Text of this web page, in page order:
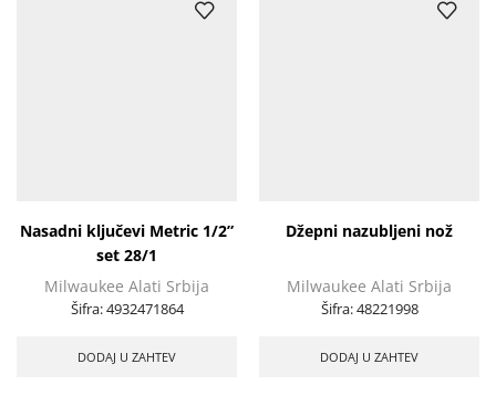
Nasadni ključevi Metric 1/2”
set 28/1
Milwaukee Alati Srbija
Šifra:4932471864
DODAJ U ZAHTEV
Džepni nazubljeni nož
Milwaukee Alati Srbija
Šifra:48221998
DODAJ U ZAHTEV